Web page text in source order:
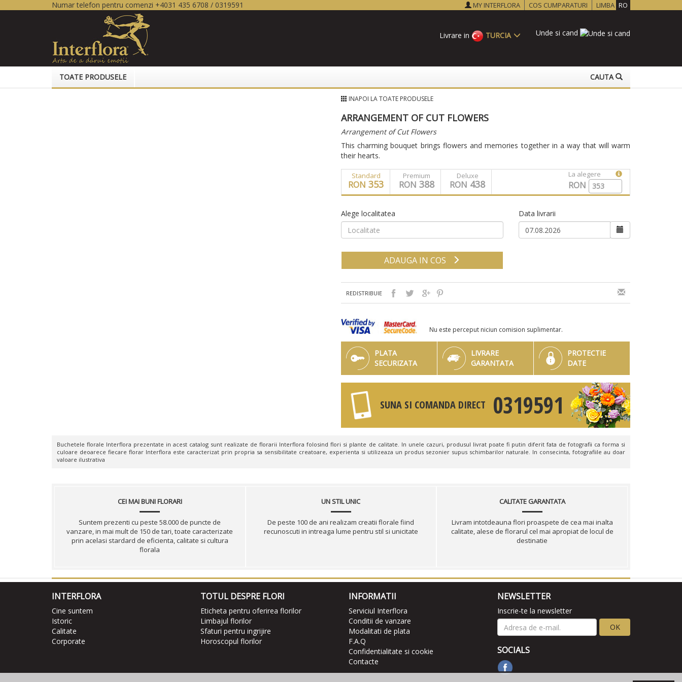
Numar telefon pentru comenzi +4031 435 6708 / 0319591 MY INTERFLORA COS CUMPARATURI LIMBA RO
Unde si cand
TURCIA
Livrare in
TOATE PRODUSELE CAUTA
INAPOI LA TOATE PRODUSELE
ARRANGEMENT OF CUT FLOWERS
Arrangement of Cut Flowers
This charming bouquet brings flowers and memories together in a way that will warm
their hearts.
Standard
RON 353
Premium
RON 388
Deluxe
RON 438
La alegere
RON
Alege localitatea Data livrarii
REDISTRIBUIE
Nu este perceput niciun comision suplimentar.
PLATA
SECURIZATA
LIVRARE
GARANTATA
PROTECTIE
DATE
SUNA SI COMANDA DIRECT 0319591
Buchetele florale Interflora prezentate in acest catalog sunt realizate de florarii Interflora folosind flori si plante de calitate. In unele cazuri, produsul livrat poate fi putin diferit fata de fotografii ca forma si
culoare deoarece fiecare florar Interflora este caracterizat prin propria sa sensibilitate creatoare, experienta si utilizeaza un produs sezonier supus schimbarilor naturale. In consecinta, fotografiile au doar
valoare ilustrativa
CEI MAI BUNI FLORARI
Suntem prezenti cu peste 58.000 de puncte de
vanzare, in mai mult de 150 de tari, toate caracterizate
prin acelasi stardard de eficienta, calitate si cultura
florala
UN STIL UNIC
De peste 100 de ani realizam creatii florale fiind
recunoscuti in intreaga lume pentru stil si unicitate
CALITATE GARANTATA
Livram intotdeauna flori proaspete de cea mai inalta
calitate, alese de florarul cel mai apropiat de locul de
destinatie
INTERFLORA
Cine suntem
Istoric
Calitate
Corporate
TOTUL DESPRE FLORI
Eticheta pentru oferirea florilor
Limbajul florilor
Sfaturi pentru ingrijire
Horoscopul florilor
INFORMATII
Serviciul Interflora
Conditii de vanzare
Modalitati de plata
F.A.Q
Confidentialitate si cookie
Contacte
NEWSLETTER
Inscrie-te la newsletter
OK
SOCIALS